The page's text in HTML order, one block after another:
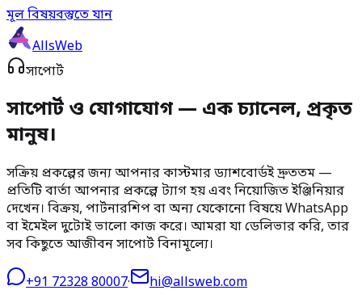
মূল বিষয়বস্তুতে যান
AllsWeb
সাপোর্ট
সাপোর্ট ও যোগাযোগ — এক চ্যানেল, প্রকৃত
মানুষ।
সক্রিয় প্রকল্পের জন্য আপনার কাস্টমার ড্যাশবোর্ডই দ্রুততম —
প্রতিটি বার্তা আপনার প্রকল্পে ট্যাগ হয় এবং নিয়োজিত ইঞ্জিনিয়ার
দেখেন। বিক্রয়, পার্টনারশিপ বা অন্য যেকোনো বিষয়ে WhatsApp
বা ইমেইল দুটোই ভালো কাজ করে। আমরা যা ডেলিভার করি, তার
সব কিছুতে আজীবন সাপোর্ট বিনামূল্যে।
+91 72328 80007·
hi@allsweb.com